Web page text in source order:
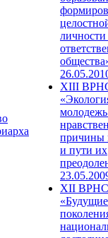
XIII
причины
и пути их
XII ВРНС
«Будущие